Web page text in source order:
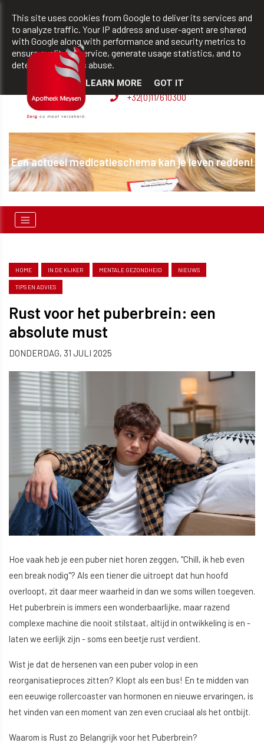
team@apotheekmeysen.be +32(0)11/610300
BVBA apotheek Patrick
Meysen
+32(0)11/610300
Een actueel medicatieschema kan je leven redden!
HOME IN DE KIJKER MENTALE GEZONDHEID NIEUWS
TIPS EN ADVIES
Rust voor het puberbrein: een
absolute must
DONDERDAG, 31 JULI 2025
Hoe vaak heb je een puber niet horen zeggen, "Chill, ik heb even
een break nodig"? Als een tiener die uitroept dat hun hoofd
overloopt, zit daar meer waarheid in dan we soms willen toegeven.
Het puberbrein is immers een wonderbaarlijke, maar razend
complexe machine die nooit stilstaat, altijd in ontwikkeling is en -
laten we eerlijk zijn - soms een beetje rust verdient.
Wist je dat de hersenen van een puber volop in een
reorganisatieproces zitten? Klopt als een bus! En te midden van
een eeuwige rollercoaster van hormonen en nieuwe ervaringen, is
het vinden van een moment van zen even cruciaal als het ontbijt.
Waarom is Rust zo Belangrijk voor het Puberbrein?
This site uses cookies from Google to deliver its services and
to analyze traffic. Your IP address and user-agent are shared
with Google along with performance and security metrics to
ensure quality of service, generate usage statistics, and to
detect and address abuse.
LEARN MORE GOT IT